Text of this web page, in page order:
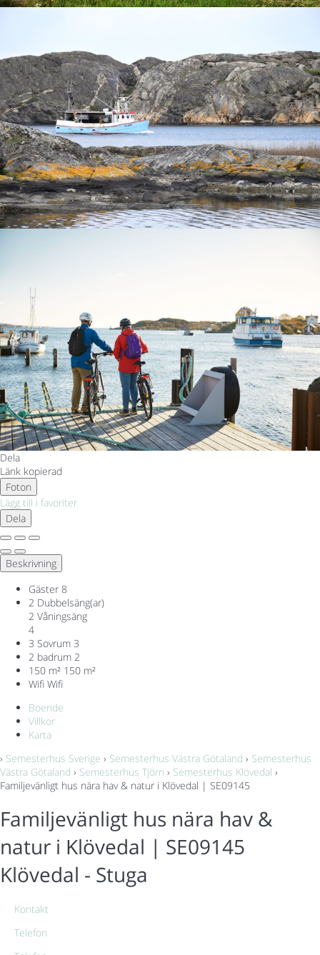
Dela
Länk kopierad
Foton
Lägg till i favoriter
Dela
Beskrivning
Gäster 8
2 Dubbelsäng(ar)
2 Våningsäng
4
3 Sovrum 3
2 badrum 2
150 m² 150 m²
Wifi Wifi
Boende
Villkor
Karta
› Semesterhus Sverige › Semesterhus Västra Götaland › Semesterhus
Västra Götaland › Semesterhus Tjörn › Semesterhus Klövedal ›
Familjevänligt hus nära hav & natur i Klövedal | SE09145
Familjevänligt hus nära hav &
natur i Klövedal | SE09145
Klövedal - Stuga
Kontakt
Telefon